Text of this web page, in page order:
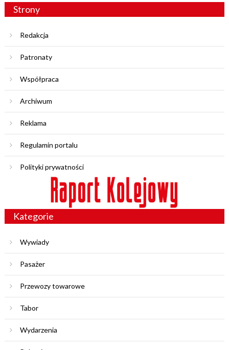
Strony
Redakcja
Patronaty
Współpraca
Archiwum
Reklama
Regulamin portalu
Polityki prywatności
Kategorie
Wywiady
Pasażer
Przewozy towarowe
Tabor
Wydarzenia